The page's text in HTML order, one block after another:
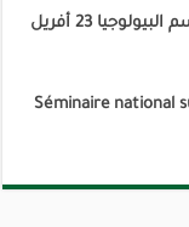
إعلان عن اليوم الدراسي للماستر لقسم البيولوجيا 23 أفريل
Séminaire national